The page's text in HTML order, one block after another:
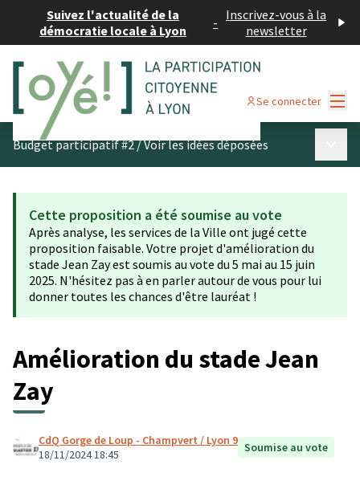
Suivez l'actualité de la
démocratie locale à Lyon
- Inscrivez-vous à la
newsletter
Se connecter
Budget participatif #2/Voir les idées déposées
Cette proposition a été soumise au vote
Après analyse, les services de la Ville ont jugé cette
proposition faisable. Votre projet d'amélioration du
stade Jean Zay est soumis au vote du 5 mai au 15 juin
2025. N'hésitez pas à en parler autour de vous pour lui
donner toutes les chances d'être lauréat !
Amélioration du stade Jean
Zay
CdQ Gorge de Loup - Champvert / Lyon 9
18/11/2024 18:45
Soumise au vote